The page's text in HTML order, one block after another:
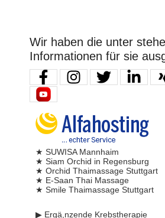
Wir haben die unter
Informationen für sie
★ SUWISA Mannhaim
★ Siam Orchid in Regensburg
★ Orchid Thaimassage Stuttgart
★ E-Saan Thai Massage
★ Smile Thaimassage Stuttgart
▶ Ergä,nzende Krebstherapie